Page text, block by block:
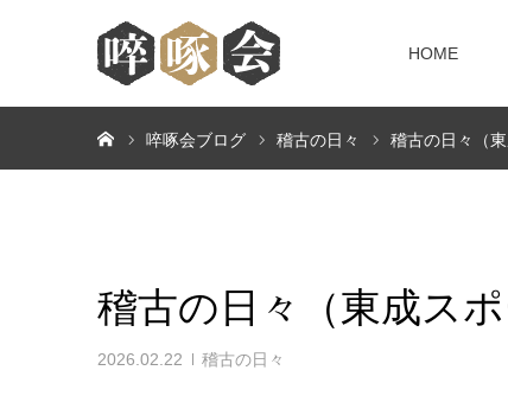
HOME
啐啄会ブログ 稽古の日々 稽古の日々（
稽古の日々（東成スポ
2026.02.22 稽古の日々